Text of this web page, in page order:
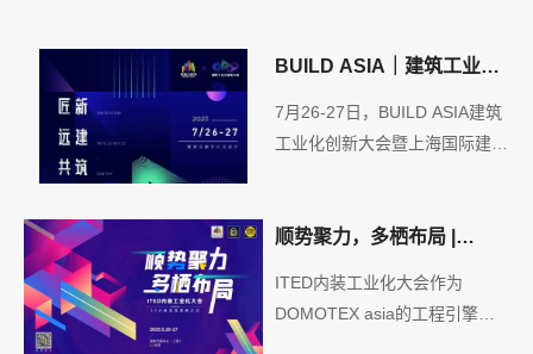
BUILD ASIA｜建筑工业化
创新大会大咖云集，首轮超
豪华嘉宾阵容已解锁!
7月26-27日，BUILD ASIA建筑
工业化创新大会暨上海国际建筑
大咖、专家学者，企业领袖，以
来启发，从不同角度分析行业热
点及前沿技术，分享科技成果及
顺势聚力，多栖布局 |
ITED2025内装工业化大会
ITED内装工业化大会作为
DOMOTEX asia的工程引擎，